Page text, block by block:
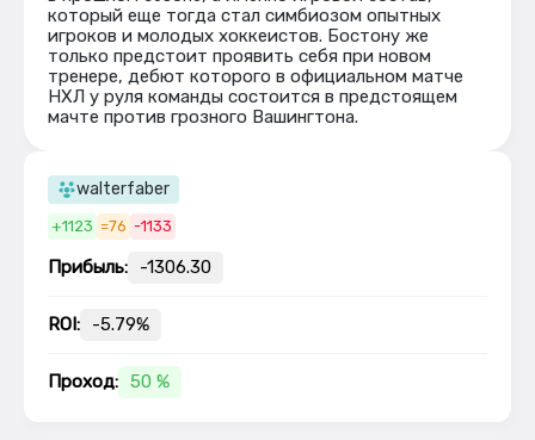
который еще тогда стал симбиозом опытных
игроков и молодых хоккеистов. Бостону же
только предстоит проявить себя при новом
тренере, дебют которого в официальном матче
НХЛ у руля команды состоится в предстоящем
мачте против грозного Вашингтона.
walterfaber
+1123 =76 -1133
Прибыль: -1306.30
ROI: -5.79%
Проход: 50 %